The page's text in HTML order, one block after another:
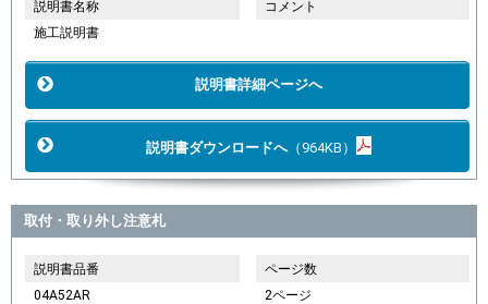
説明書名称
施工説明書
コメント
説明書詳細ページへ
説明書ダウンロードへ（964KB）
取付・取り外し注意札
説明書品番
04A52AR
ページ数
2ページ